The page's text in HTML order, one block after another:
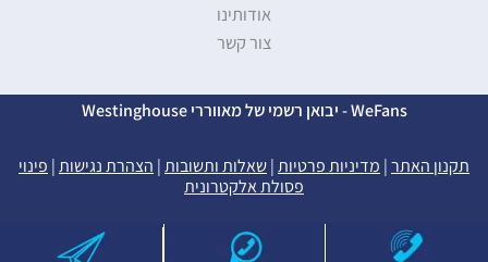
אודותינו
צור קשר
WeFans - יבואן רשמי של מאווררי Westinghouse
תקנון האתר| מדיניות פרטיות|שאלות ותשובות| הצהרת נגישות| פינוי
פסולת אלקטרונית